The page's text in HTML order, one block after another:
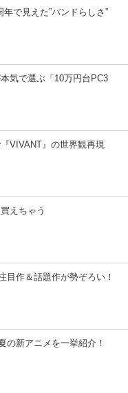
で見えた”バンドらしさ”
気で選ぶ「10万円台PC3
VIVANT』の世界観再現
えちゃう
目作＆話題作が勢ぞろい！
の新アニメを一挙紹介！